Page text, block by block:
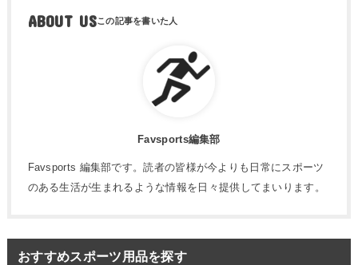
ABOUT US
Favsports編集部
Favsports 編集部です。読者の皆様が今よりも日常にスポーツ
のある生活が生まれるような情報を日々提供してまいります。
おすすめスポーツ用品を探す